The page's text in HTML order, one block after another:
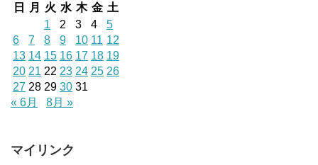
日
月 火 水 木 金 土
1
2 3 4
5
6
7 8 9 10 11 12
13 14 15 16 17 18 19
20 21 22 23 24 25 26
27 28 29 30 31
« 6月
8月 »
マイリンク